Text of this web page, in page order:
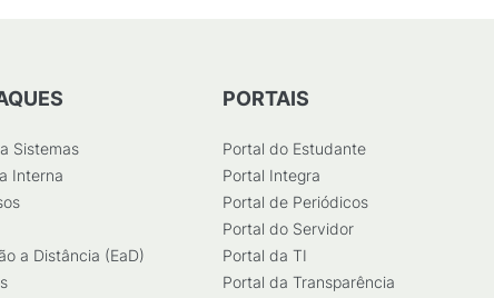
Sistemas
Interna
a Distância (EaD)
PORTAIS
Portal do Estudante
Portal Integra
Portal de Periódicos
Portal do Servidor
Portal da TI
Portal da Transparência